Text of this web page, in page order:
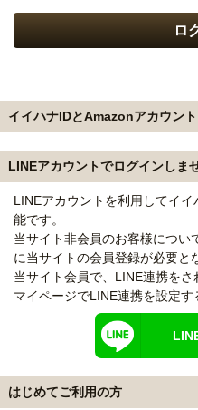
イイハナIDとAmazonアカウン
LINEアカウントでログインしま
LINEアカウントを利用してイ
能です。
当サイト非会員のお客様につい
に当サイトの会員登録が必要と
当サイト会員で、LINE連携を
マイページでLINE連携を設定す
はじめてご利用の方